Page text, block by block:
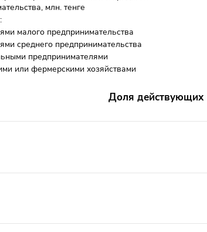
млн. тенге
малого предпринимательства
среднего предпринимательства
предпринимателями
или фермерскими хозяйствами
в общем числе зарегистрированных
Доля действующих